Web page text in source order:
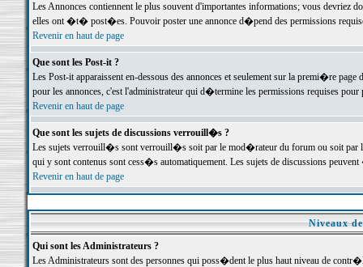
Les Annonces contiennent le plus souvent d'importantes informations; vous devriez
elles ont �t� post�es. Pouvoir poster une annonce d�pend des permissions
Revenir en haut de page
Que sont les Post-it ?
Les Post-it apparaissent en-dessous des annonces et seulement sur la premi�re
pour les annonces, c'est l'administrateur qui d�termine les permissions requises pour
Revenir en haut de page
Que sont les sujets de discussions verrouill�s ?
Les sujets verrouill�s sont verrouill�s soit par le mod�rateur du forum ou soit par
qui y sont contenus sont cess�s automatiquement. Les sujets de discussions
Revenir en haut de page
Niveaux
Qui sont les Administrateurs ?
Les Administrateurs sont des personnes qui poss�dent le plus haut niveau de